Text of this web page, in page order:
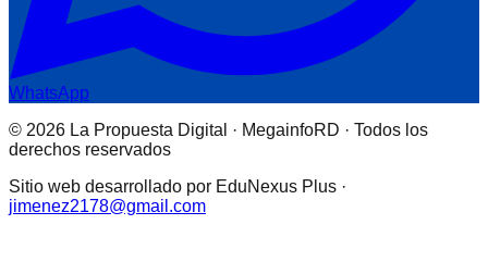
WhatsApp
© 2026 La Propuesta Digital · MegainfoRD · Todos los
derechos reservados
Sitio web desarrollado por EduNexus Plus ·
jimenez2178@gmail.com